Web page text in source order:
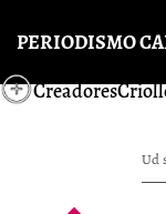
PERIODISMO
Ud